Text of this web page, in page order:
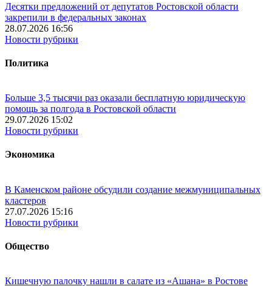
Десятки предложений от депутатов Ростовской области
закрепили в федеральных законах
28.07.2026 16:56
Новости рубрики
Политика
Больше 3,5 тысячи раз оказали бесплатную юридическую
помощь за полгода в Ростовской области
29.07.2026 15:02
Новости рубрики
Экономика
В Каменском районе обсудили создание межмуниципальных
кластеров
27.07.2026 15:16
Новости рубрики
Общество
Кишечную палочку нашли в салате из «Ашана» в Ростове